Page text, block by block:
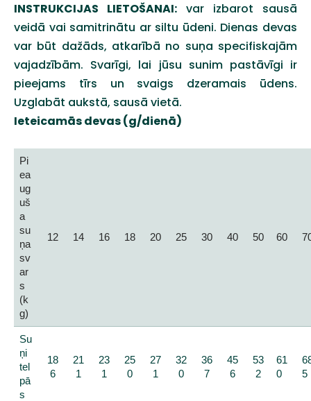
INSTRUKCIJAS LIETOŠANAI: var izbarot sausā
veidā vai samitrinātu ar siltu ūdeni. Dienas devas
var būt dažāds, atkarībā no suņa specifiskajām
vajadzībām. Svarīgi, lai jūsu sunim pastāvīgi ir
pieejams tīrs un svaigs dzeramais ūdens.
Uzglabāt aukstā, sausā vietā.
Ieteicamās devas (g/dienā)
Pi
ea
ug
uš
a
su
ņa
sv
ar
s
(k
g)
12 14 16 18 20 25 30 40 50 60
Su
ņi
tel
pā
s
18
6
21
1
23
1
25
0
27
1
32
0
36
7
45
6
53
2
61
0
5